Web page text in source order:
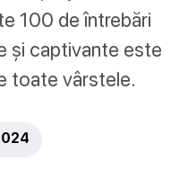
100 de întrebări
și captivante este
toate vârstele.